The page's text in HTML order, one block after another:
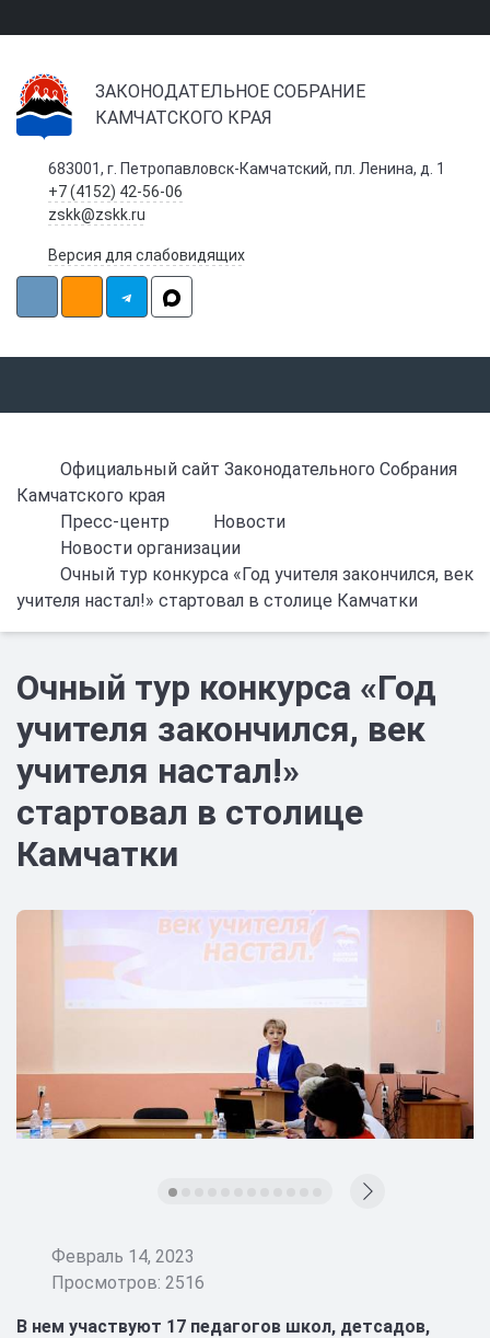
ЗАКОНОДАТЕЛЬНОЕ СОБРАНИЕ
КАМЧАТСКОГО КРАЯ
683001, г. Петропавловск-Камчатский, пл. Ленина, д. 1
+7 (4152) 42-56-06
zskk@zskk.ru
Версия для слабовидящих
Официальный сайт Законодательного Собрания
Камчатского края
Пресс-центр
Новости
Новости организации
Очный тур конкурса «Год учителя закончился, век
учителя настал!» стартовал в столице Камчатки
Очный тур конкурса «Год
учителя закончился, век
учителя настал!»
стартовал в столице
Камчатки
Февраль 14, 2023
Просмотров: 2516
В нем участвуют 17 педагогов школ, детсадов,